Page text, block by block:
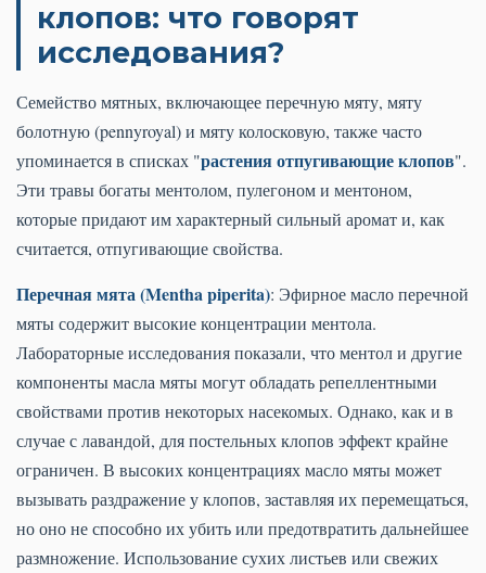
клопов: что говорят
исследования?
Семейство мятных, включающее перечную мяту, мяту
болотную (pennyroyal) и мяту колосковую, также часто
упоминается в списках "растения отпугивающие клопов".
Эти травы богаты ментолом, пулегоном и ментоном,
которые придают им характерный сильный аромат и, как
считается, отпугивающие свойства.
Перечная мята (Mentha piperita): Эфирное масло перечной
мяты содержит высокие концентрации ментола.
Лабораторные исследования показали, что ментол и другие
компоненты масла мяты могут обладать репеллентными
свойствами против некоторых насекомых. Однако, как и в
случае с лавандой, для постельных клопов эффект крайне
ограничен. В высоких концентрациях масло мяты может
вызывать раздражение у клопов, заставляя их перемещаться,
но оно не способно их убить или предотвратить дальнейшее
размножение. Использование сухих листьев или свежих